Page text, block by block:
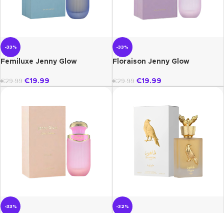
-33%
Femiluxe Jenny Glow
€29.99 €19.99
-33%
Floraison Jenny Glow
€29.99 €19.99
-33% -32%